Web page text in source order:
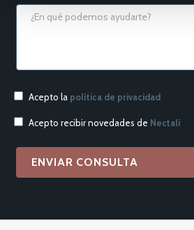
Acepto la política de privacidad
Acepto recibir novedades de Nectali